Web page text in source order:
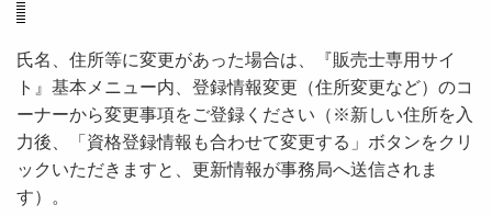
氏名、住所等に変更があった場合は、『販売士専用サイ
ト』基本メニュー内、登録情報変更（住所変更など）のコ
ーナーから変更事項をご登録ください（※新しい住所を入
力後、「資格登録情報も合わせて変更する」ボタンをクリ
ックいただきますと、更新情報が事務局へ送信されま
す）。